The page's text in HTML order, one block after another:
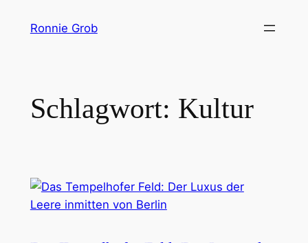
InhaltRonnie Grob
Schlagwort: Kultur